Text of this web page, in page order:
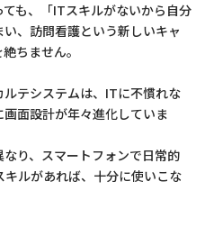
も、「ITスキルがないから自分
、訪問看護という新しいキャ
ちません。
ルテシステムは、ITに不慣れな
面設計が年々進化していま
り、スマートフォンで日常的
ルがあれば、十分に使いこな